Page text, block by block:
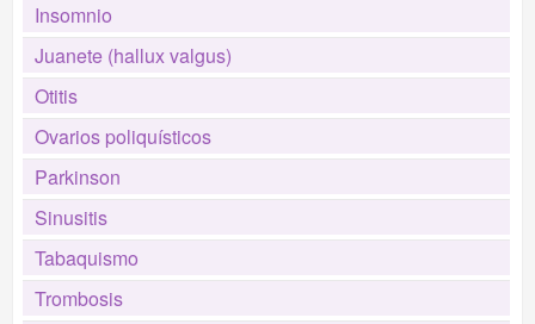
Insomnio
Juanete (hallux valgus)
Otitis
Ovarios poliquísticos
Parkinson
Sinusitis
Tabaquismo
Trombosis